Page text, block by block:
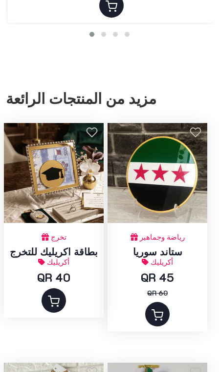
مزيد من المنتجات الرائعة
تخرج
بطاقة اكريليك للتخرج
أكريليك
QR 40
رياضة وجماهير
ستاند سوريا
أكريليك
QR 45
QR 60